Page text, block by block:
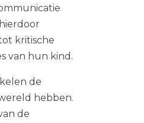
kritische
van hun kind.
de
hebben.
de